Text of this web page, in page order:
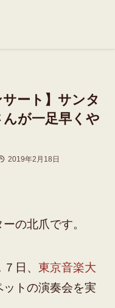
サート】サンタ
が一足早くや
2019年2月18日
の北爪です。
日、 東京音楽大
トの演奏会を実